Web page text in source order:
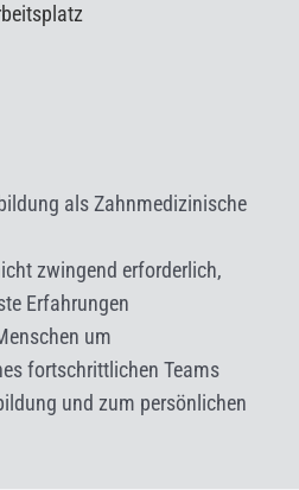
als Zahnmedizinische
zwingend erforderlich,
Erfahrungen
um
fortschrittlichen Teams
und zum persönlichen